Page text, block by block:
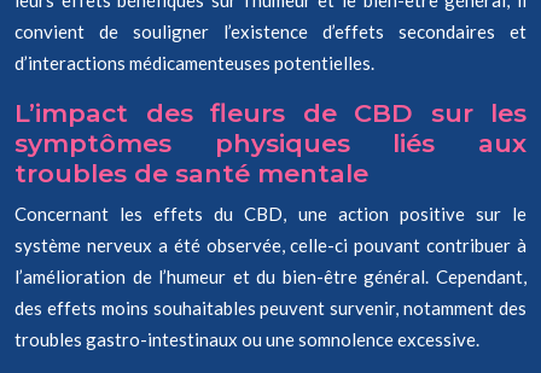
convient de souligner l’existence d’effets secondaires et
d’interactions médicamenteuses potentielles.
L’impact des fleurs de CBD sur les
symptômes physiques liés aux
troubles de santé mentale
Concernant les effets du CBD, une action positive sur le
système nerveux a été observée, celle-ci pouvant contribuer à
l’amélioration de l’humeur et du bien-être général. Cependant,
des effets moins souhaitables peuvent survenir, notamment des
troubles gastro-intestinaux ou une somnolence excessive.